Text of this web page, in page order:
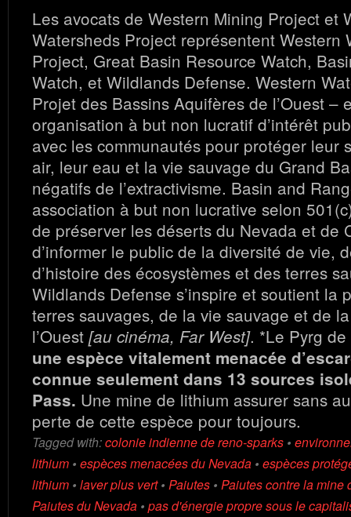
Les avocats de Western Mining Project et
Watersheds Project représentent Western
Project, Great Basin Resource Watch,
Watch, et Wildlands Defense. Western
Projet des Bassins Aquifères de l’Ouest –
organisation à but non lucratif d’intérêt
avec les communautés pour protéger leur
air, leur eau et la vie sauvage du Grand
négatifs de l’extractivisme. Basin and
association à but non lucrative selon
de préserver les déserts du Nevada et de
d’informer le public de la diversité de vie,
d’histoire des écosystèmes et des terres
Wildlands Defense s’inspire et soutient la
terres sauvages, de la vie sauvage et de
l’Ouest [au cinéma, Far West]. *Le Pyrg
une espèce vitalement menacée
connue seulement dans 13 sources
Pass. Une mine de lithium assurer sans
perte de cette espèce pour toujours.
Tagged with:colonie indienne de reno-sparks •
lithium • espèces menacées du Nevada • espèces
lithium • laver plus vert• Paiutes • Paiutes contre la mine
Paiutes du Nevada • pas d'énergie propre sous le